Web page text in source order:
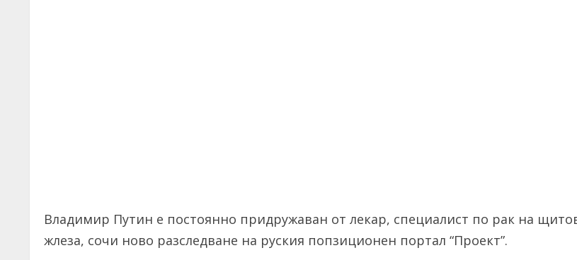
Владимир Путин е постоянно придружаван от лекар, специалист по рак на
жлеза, сочи ново разследване на руския попзиционен портал “Проект”.